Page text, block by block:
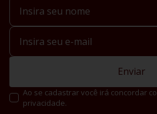
Enviar
Ao se cadastrar você irá concordar
privacidade.